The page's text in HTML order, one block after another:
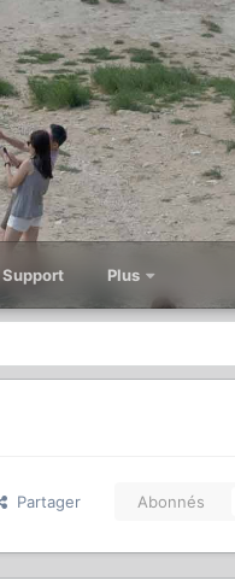
Support Plus
Partager Abonnés